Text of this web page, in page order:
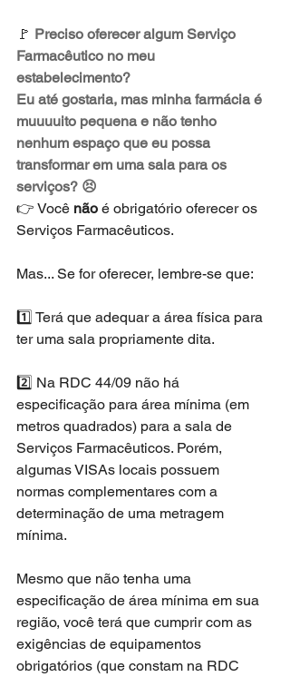
🚩 Preciso oferecer algum Serviço
Farmacêutico no meu
estabelecimento?
Eu até gostaria, mas minha farmácia é
muuuuito pequena e não tenho
nenhum espaço que eu possa
transformar em uma sala para os
serviços? 😣
👉 Você não é obrigatório oferecer os
Serviços Farmacêuticos.
Mas... Se for oferecer, lembre-se que:
1️⃣ Terá que adequar a área física para
ter uma sala propriamente dita.
2️⃣ Na RDC 44/09 não há
especificação para área mínima (em
metros quadrados) para a sala de
Serviços Farmacêuticos. Porém,
algumas VISAs locais possuem
normas complementares com a
determinação de uma metragem
mínima.
Mesmo que não tenha uma
especificação de área mínima em sua
região, você terá que cumprir com as
exigências de equipamentos
obrigatórios (que constam na RDC